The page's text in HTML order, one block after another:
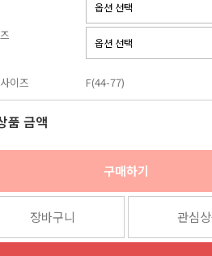
이즈 F(44-77)
품 금액
구매하기
장바구니 관심